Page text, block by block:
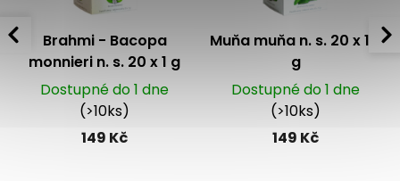
Brahmi - Bacopa
monnieri n. s. 20 x 1 g
Dostupné do 1 dne
(>10ks)
149 Kč
Muňa muňa n. s. 20 x 1.5
g
Dostupné do 1 dne
(>10ks)
149 Kč